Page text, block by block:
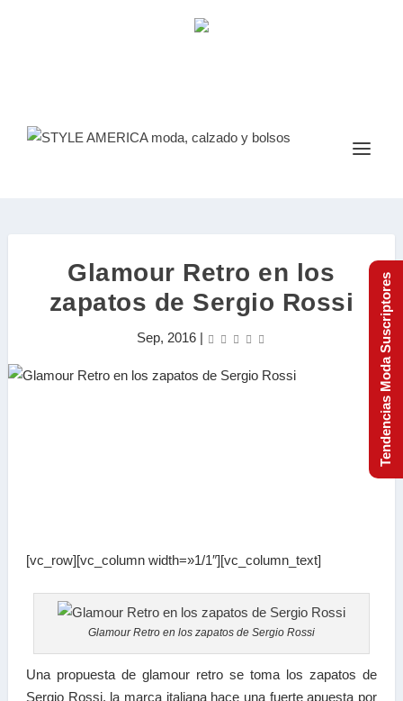
Glamour Retro en los
zapatos de Sergio Rossi
Sep, 2016|
[vc_row][vc_column width=»1/1″][vc_column_text]
Glamour Retro en los zapatos de Sergio Rossi
Una propuesta de glamour retro se toma los zapatos de
Sergio Rossi, la marca italiana hace una fuerte apuesta por
Tendencias Moda Suscriptores